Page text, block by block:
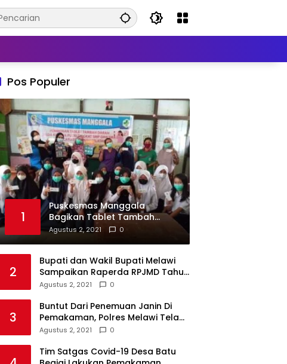
Pos Populer
1
Puskesmas Manggala
Bagikan Tablet Tambah
Darah di Beberapa Sekolah
Agustus 2, 2021 0
2
Bupati dan Wakil Bupati Melawi
Sampaikan Raperda RPJMD Tahun
2021-2026 ke DPRD
Agustus 2, 2021 0
3
Buntut Dari Penemuan Janin Di
Pemakaman, Polres Melawi Telah
Tetapkan 4 Tersangka
Agustus 2, 2021 0
Tim Satgas Covid-19 Desa Batu